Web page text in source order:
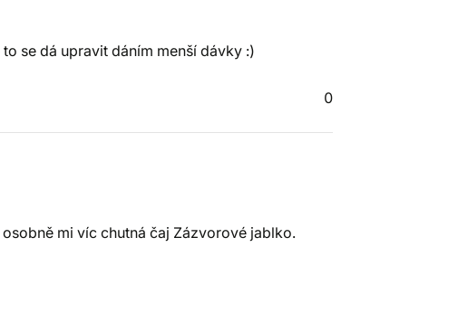
se dá upravit dáním menší dávky :)
0
mi víc chutná čaj Zázvorové jablko.